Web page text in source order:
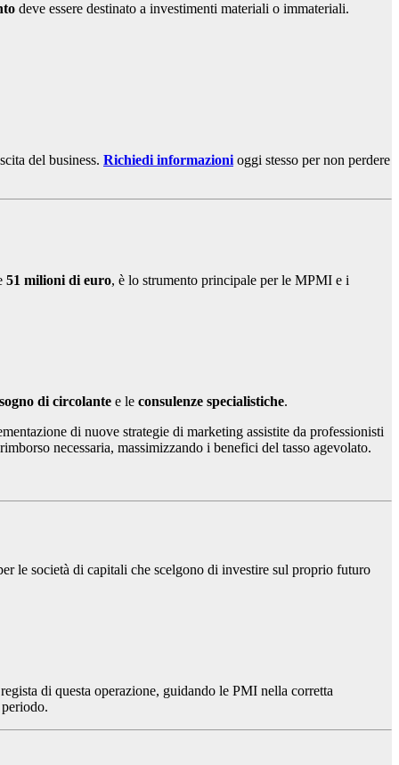
deve essere destinato a investimenti materiali o immateriali.
del business. Richiedi informazioni oggi stesso per non perdere
51 milioni di euro, è lo strumento principale per le MPMI e i
di circolante e le consulenze specialistiche.
di nuove strategie di marketing assistite da professionisti
necessaria, massimizzando i benefici del tasso agevolato.
le società di capitali che scelgono di investire sul proprio futuro
di questa operazione, guidando le PMI nella corretta